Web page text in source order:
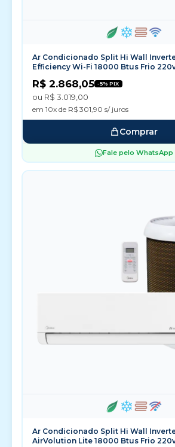
Ar Condicionado Split Hi Wall
Efficiency Wi-Fi 18000 Btus Frio
R$ 2.868,05 -5% PIX
ou R$ 3.019,00
em 10x de R$ 301,90 s/ juros
Comprar
Fale pelo WhatsApp
Ar Condicionado Split Hi Wall
AirVolution Lite 18000 Btus Frio